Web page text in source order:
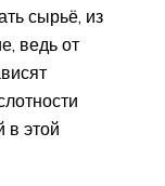
сырьё, из
ведь от
в этой